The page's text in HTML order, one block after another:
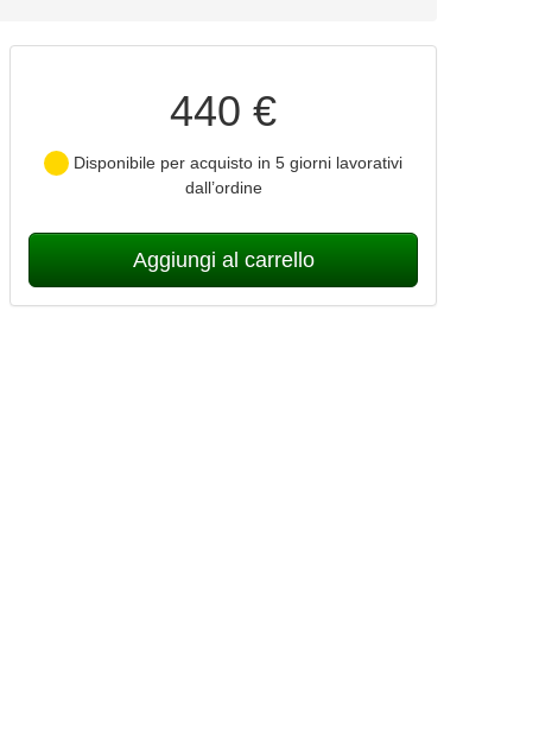
440 €
Disponibile per acquisto in 5 giorni lavorativi
dall’ordine
Aggiungi al carrello